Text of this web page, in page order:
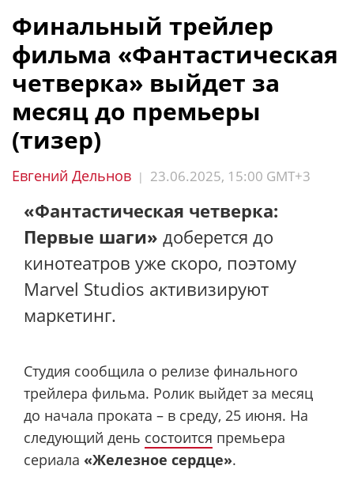
Финальный трейлер
фильма «Фантастическая
четверка» выйдет за
месяц до премьеры
(тизер)
Евгений Дельнов | 23.06.2025, 15:00 GMT+3
«Фантастическая четверка:
Первые шаги» доберется до
кинотеатров уже скоро, поэтому
Marvel Studios активизируют
маркетинг.
Студия сообщила о релизе финального
трейлера фильма. Ролик выйдет за месяц
до начала проката – в среду, 25 июня. На
следующий день состоится премьера
сериала «Железное сердце».